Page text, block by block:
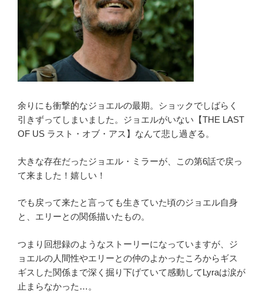
ネ
タ
バ
解
説
あ
す
じ
想
Burden
My
Hand”
の
余りにも衝撃的なジョエルの最期。ショックでしばらく
引きずってしまいました。ジョエルがいない【THE LAST
OF US ラスト・オブ・アス】なんて悲し過ぎる。
大きな存在だったジョエル・ミラーが、この第6話で戻っ
て来ました！嬉しい！
でも戻って来たと言っても生きていた頃のジョエル自身
と、エリーとの関係描いたもの。
つまり回想録のようなストーリーになっていますが、ジ
ョエルの人間性やエリーとの仲のよかったころからギス
ギスした関係まで深く掘り下げていて感動してLyraは涙が
止まらなかった…。